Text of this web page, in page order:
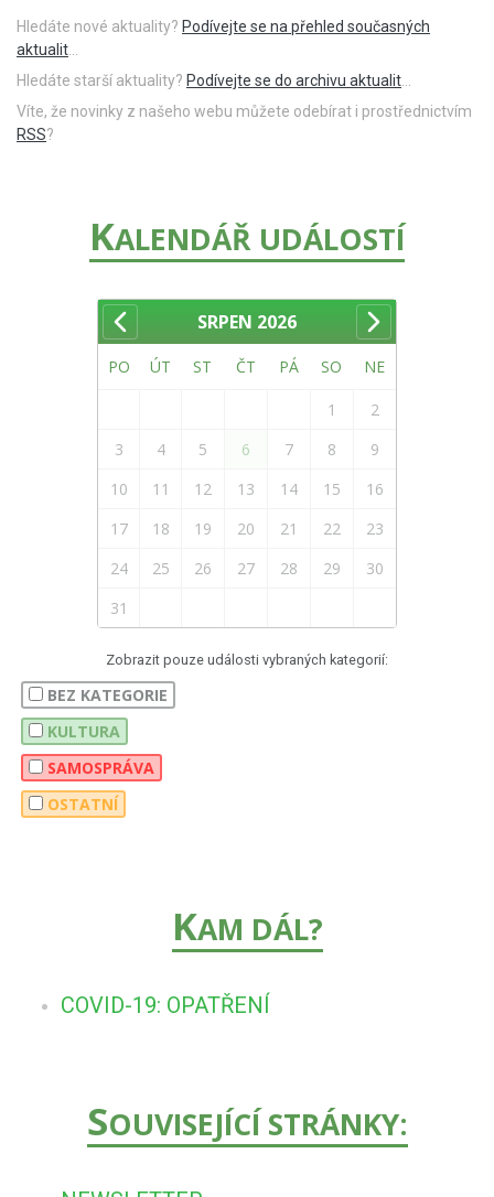
Hledáte nové aktuality? Podívejte se na přehled současných
aktualit
Hledáte starší aktuality? Podívejte se do archivu aktualit
Víte, že novinky z našeho webu můžete odebírat i prostřednictvím
RSS?
KALENDÁŘ UDÁLOSTÍ
SRPEN 2026
PO ÚT ST ČT PÁ SO NE
1
2
3
4 5 6 7 8
9
10
11 12 13 14 15
16
17
18 19 20 21 22
23
24
25 26 27 28 29
30
31
Zobrazit pouze události vybraných kategorií:
BEZ KATEGORIE
KULTURA
SAMOSPRÁVA
OSTATNÍ
KAM DÁL?
COVID-19: OPATŘENÍ
SOUVISEJÍCÍ STRÁNKY: